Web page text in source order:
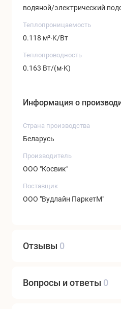
водяной/электрический
Теплопроницаемость
0.118 м²∙K/Вт
Теплопроводность
0.163 Вт/(м∙K)
Информация о
Страна производства
Беларусь
Производитель
ООО "Косвик"
Поставщик
ООО "Вудлайн ПаркетМ"
Отзывы 0
Вопросы и ответы 0